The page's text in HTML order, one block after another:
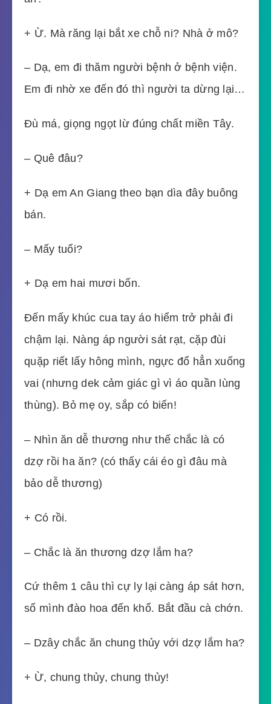
+ Ừ. Mà răng lại bắt xe chỗ ni? Nhà ở mô?
– Dạ, em đi thăm người bệnh ở bệnh viện.
Em đi nhờ xe đến đó thì người ta dừng lại…
Đù má, giọng ngọt lừ đúng chất miền Tây.
– Quê đâu?
+ Dạ em An Giang theo bạn dìa đây buông
bán.
– Mấy tuổi?
+ Dạ em hai mươi bốn.
Đến mấy khúc cua tay áo hiểm trở phải đi
chậm lại. Nàng áp người sát rạt, cặp đùi
quặp riết lấy hông mình, ngực đổ hẳn xuống
vai (nhưng dek cảm giác gì vì áo quần lùng
thùng). Bỏ mẹ oy, sắp có biến!
– Nhìn ăn dễ thương như thế chắc là có
dzợ rồi ha ăn? (có thấy cái éo gì đâu mà
bảo dễ thương)
+ Có rồi.
– Chắc là ăn thương dzợ lắm ha?
Cứ thêm 1 câu thì cự ly lại càng áp sát hơn,
số mình đào hoa đến khổ. Bắt đầu cà chớn.
– Dzây chắc ăn chung thủy với dzợ lắm ha?
+ Ừ, chung thủy, chung thủy!